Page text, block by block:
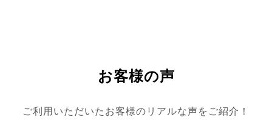
お客様の声
ご利用いただいたお客様のリアルな声をご紹介！